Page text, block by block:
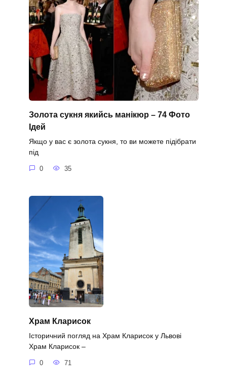
Золота сукня якийсь манікюр – 74 Фото
Ідей
Якщо у вас є золота сукня, то ви можете підібрати
під
0 35
Храм Кларисок
Історичний погляд на Храм Кларисок у Львові
Храм Кларисок –
0 71